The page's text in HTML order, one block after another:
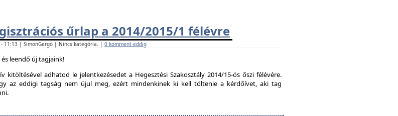
űrlap a 2014/2015/1 félévre
- 11:13 | SimonGergo | Nincs kategória. | 0 komment eddig
és leendő új tagjaink!
kitöltésével adhatod le jelentkezésedet a Hegesztési Szakosztály 2014/15-ös őszi félévére.
az eddigi tagság nem újul meg, ezért mindenkinek ki kell töltenie a kérdőívet, aki tag